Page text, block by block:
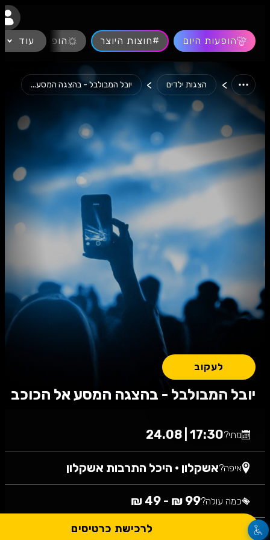
הופעות היום #חוצות היוצר הופעות חיות
עוד
> הצגות ילדים > יובל המבולבל - בהצגה המסע...
יובל המבולבל - בהצגה המסע אל הכוכב
לעקוב
מתי?17:30 | 24.08
איפה?אשקלון • היכל התרבות אשקלון
כמה עולה?99 ₪ - 49 ₪
לרכישת כרטיסים